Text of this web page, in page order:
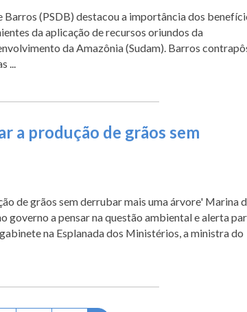
Barros (PSDB) destacou a importância dos
da aplicação de recursos oriundos da
da Amazônia (Sudam). Barros
...
a produção de grãos sem
de grãos sem derrubar mais uma árvore' Marina
governo a pensar na questão ambiental e alerta
na Esplanada dos Ministérios, a ministra do